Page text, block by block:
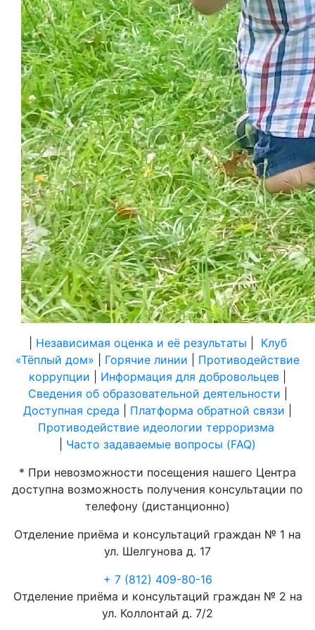
Независимая оценка и её результаты
Клуб
«Тёплый дом»
Горячие линии
Противодействие
коррупции
Информация для добровольцев
Сведения об образовательной деятельности
Доступная среда
Платформа обратной связи
Противодействие идеологии терроризма
Часто задаваемые вопросы (FAQ)
* При невозможности посещения нашего Центра
доступна возможность получения консультации по
телефону (дистанционно)
Отделение приёма и консультаций граждан № 1 на
ул. Шелгунова д. 17
+ 7 (812) 409-80-16
Отделение приёма и консультаций граждан № 2 на
ул. Коллонтай д. 7/2